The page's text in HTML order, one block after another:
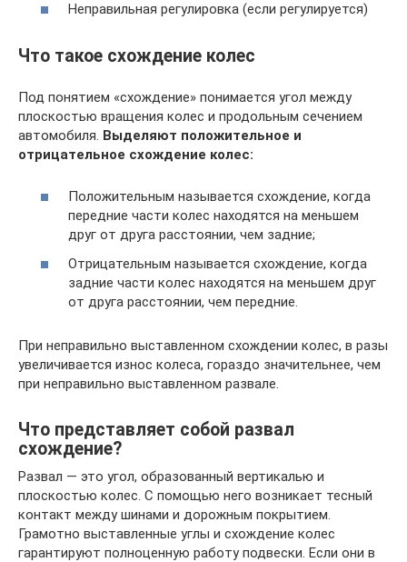
Неправильная регулировка (если регулируется)
Что такое схождение колес
Под понятием «схождение» понимается угол между
плоскостью вращения колес и продольным сечением
автомобиля. Выделяют положительное и
отрицательное схождение колес:
Положительным называется схождение, когда
передние части колес находятся на меньшем
друг от друга расстоянии, чем задние;
Отрицательным называется схождение, когда
задние части колес находятся на меньшем друг
от друга расстоянии, чем передние.
При неправильно выставленном схождении колес, в разы
увеличивается износ колеса, гораздо значительнее, чем
при неправильно выставленном развале.
Что представляет собой развал
схождение?
Развал — это угол, образованный вертикалью и
плоскостью колес. С помощью него возникает тесный
контакт между шинами и дорожным покрытием.
Грамотно выставленные углы и схождение колес
гарантируют полноценную работу подвески. Если они в